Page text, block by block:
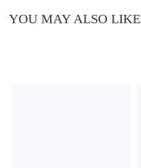
YOU MAY ALSO LIKE